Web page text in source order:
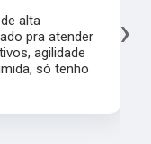
alta
pra atender
agilidade
só tenho
›